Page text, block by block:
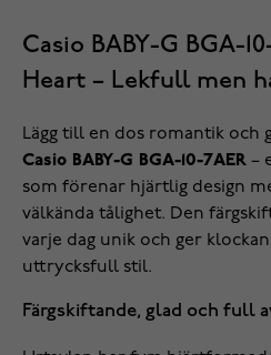
Casio BABY-G BGA-
Heart – Lekfull men
Lägg till en dos romantik och
Casio BABY-G BGA-10-7AER –
som förenar hjärtlig design
välkända tålighet. Den
varje dag unik och ger
uttrycksfull stil.
Färgskiftande, glad och full